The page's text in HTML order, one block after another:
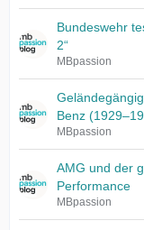
Bundeswehr
2“
MBpassion
Benz
MBpassion
AMG und der
Performance
MBpassion